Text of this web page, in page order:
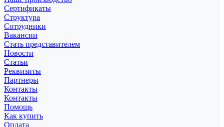
Сертификаты
Структура
Сотрудники
Вакансии
Стать представителем
Новости
Статьи
Реквизиты
Партнеры
Контакты
Контакты
Помощь
Как купить
Оплата